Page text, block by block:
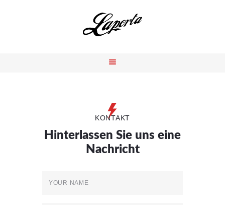
WILLKOMMEN
REFERENZEN
KONTAKT
Hinterlassen Sie uns eine
Nachricht